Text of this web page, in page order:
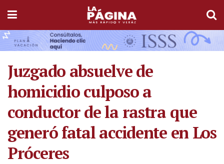
Juzgado absuelve de
homicidio culposo a
conductor de la rastra que
generó fatal accidente en Los
Próceres